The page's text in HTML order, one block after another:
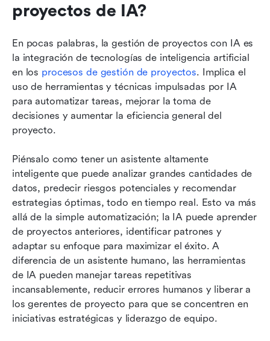
proyectos de IA?
En pocas palabras, la gestión de proyectos con IA es
la integración de tecnologías de inteligencia artificial
en los procesos de gestión de proyectos. Implica el
uso de herramientas y técnicas impulsadas por IA
para automatizar tareas, mejorar la toma de
decisiones y aumentar la eficiencia general del
proyecto.
Piénsalo como tener un asistente altamente
inteligente que puede analizar grandes cantidades de
datos, predecir riesgos potenciales y recomendar
estrategias óptimas, todo en tiempo real. Esto va más
allá de la simple automatización; la IA puede aprender
de proyectos anteriores, identificar patrones y
adaptar su enfoque para maximizar el éxito. A
diferencia de un asistente humano, las herramientas
de IA pueden manejar tareas repetitivas
incansablemente, reducir errores humanos y liberar a
los gerentes de proyecto para que se concentren en
iniciativas estratégicas y liderazgo de equipo.